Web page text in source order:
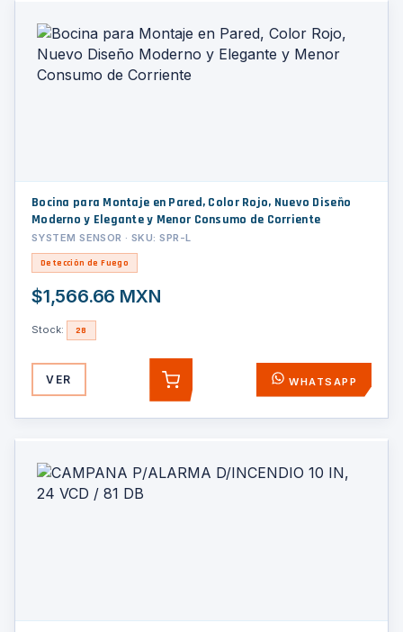
Bocina para Montaje en Pared, Color Rojo, Nuevo Diseño
Moderno y Elegante y Menor Consumo de Corriente
SYSTEM SENSOR · SKU: SPR-L
Detección de Fuego
$1,566.66 MXN
Stock: 28
VER AGREGAR WHATSAPP